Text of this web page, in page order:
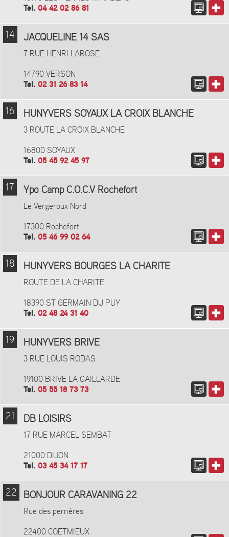
Tel. 04 42 02 86 81
14 JACQUELINE 14 SAS
7 RUE HENRI LAROSE
14790 VERSON
Tel. 02 31 26 83 14
16 HUNYVERS SOYAUX LA CROIX BLANCHE
3 ROUTE LA CROIX BLANCHE
16800 SOYAUX
Tel. 05 45 92 45 97
17 Ypo Camp C.O.C.V Rochefort
Le Vergeroux Nord
17300 Rochefort
Tel. 05 46 99 02 64
18 HUNYVERS BOURGES LA CHARITE
ROUTE DE LA CHARITE
18390 ST GERMAIN DU PUY
Tel. 02 48 24 31 40
19 HUNYVERS BRIVE
3 RUE LOUIS RODAS
19100 BRIVE LA GAILLARDE
Tel. 05 55 18 73 73
21 DB LOISIRS
17 RUE MARCEL SEMBAT
21000 DIJON
Tel. 03 45 34 17 17
22 BONJOUR CARAVANING 22
Rue des perrières
22400 COETMIEUX